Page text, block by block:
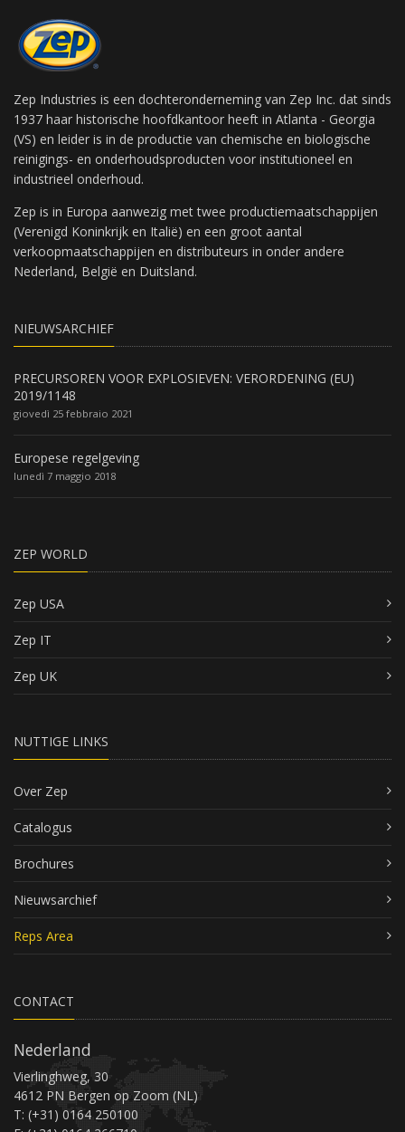
Zep Industries is een dochteronderneming van Zep Inc. dat sinds
1937 haar historische hoofdkantoor heeft in Atlanta - Georgia
(VS) en leider is in de productie van chemische en biologische
reinigings- en onderhoudsproducten voor institutioneel en
industrieel onderhoud.
Zep is in Europa aanwezig met twee productiemaatschappijen
(Verenigd Koninkrijk en Italië) en een groot aantal
verkoopmaatschappijen en distributeurs in onder andere
Nederland, België en Duitsland.
NIEUWSARCHIEF
PRECURSOREN VOOR EXPLOSIEVEN: VERORDENING (EU)
2019/1148
giovedì 25 febbraio 2021
Europese regelgeving
lunedì 7 maggio 2018
ZEP WORLD
Zep USA
Zep IT
Zep UK
NUTTIGE LINKS
Over Zep
Catalogus
Brochures
Nieuwsarchief
Reps Area
CONTACT
Nederland
Vierlinghweg, 30
4612 PN Bergen op Zoom (NL)
T: (+31) 0164 250100